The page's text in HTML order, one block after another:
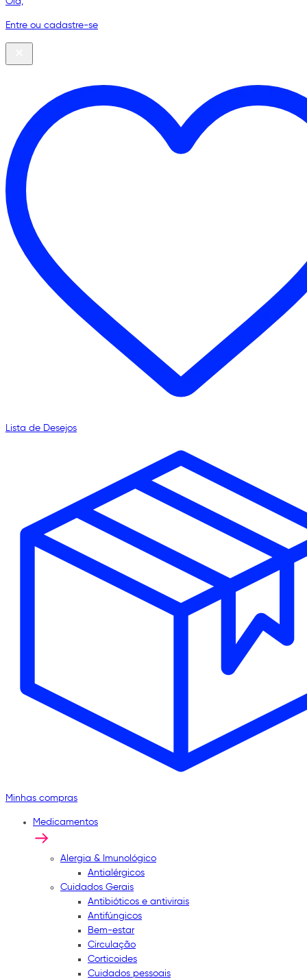
Entre ou cadastre-se
Lista de Desejos
Minhas compras
Medicamentos
Alergia & Imunológico
Antialérgicos
Cuidados Gerais
Antibióticos e antivirais
Antifúngicos
Bem-estar
Circulação
Corticoides
Cuidados pessoais